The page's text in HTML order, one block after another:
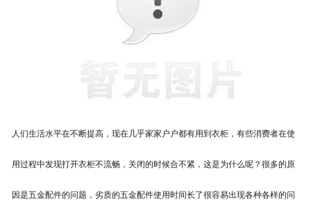
人们生活水平在不断提高，现在几乎家家户户都有用到衣柜，有些消费者在使
用过程中发现打开衣柜不流畅，关闭的时候合不紧，这是为什么呢？很多的原
因是五金配件的问题，劣质的五金配件使用时间长了很容易出现各种各样的问